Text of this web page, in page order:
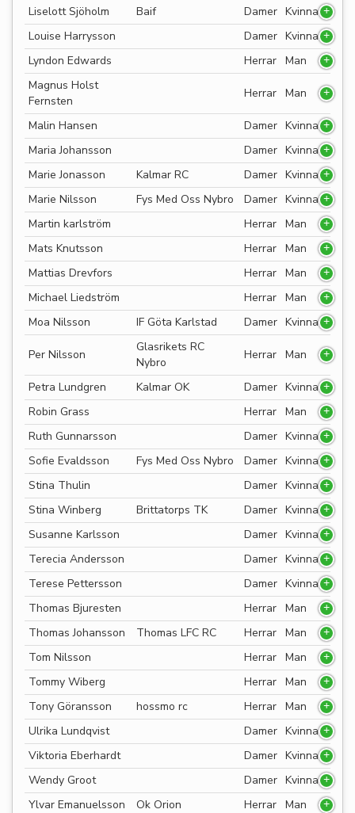
Liselott Sjöholm Baif Damer Kvinna
Louise Harrysson
Damer Kvinna
Lyndon Edwards
Herrar Man
Magnus Holst
Fernsten
Herrar Man
Malin Hansen Damer Kvinna
Maria Johansson
Damer Kvinna
Marie Jonasson
Kalmar RC Damer Kvinna
Marie Nilsson
Fys Med Oss Nybro Damer Kvinna
Martin karlström
Herrar Man
Mats Knutsson
Herrar Man
Mattias Drevfors
Herrar Man
Michael Liedström
Herrar Man
Moa Nilsson
IF Göta Karlstad Damer Kvinna
Per Nilsson
Glasrikets RC
Nybro
Herrar Man
Petra Lundgren Kalmar OK Damer Kvinna
Robin Grass
Herrar Man
Ruth Gunnarsson
Damer Kvinna
Sofie Evaldsson
Fys Med Oss Nybro Damer Kvinna
Stina Thulin
Damer Kvinna
Stina Winberg
Brittatorps TK Damer Kvinna
Susanne Karlsson
Damer Kvinna
Terecia Andersson
Damer Kvinna
Terese Pettersson
Damer Kvinna
Thomas Bjuresten
Herrar Man
Thomas Johansson
Thomas LFC RC Herrar Man
Tom Nilsson
Herrar Man
Tommy Wiberg
Herrar Man
Tony Göransson
hossmo rc Herrar Man
Ulrika Lundqvist
Damer Kvinna
Viktoria Eberhardt
Damer Kvinna
Wendy Groot
Damer Kvinna
Ylvar Emanuelsson
Ok Orion Herrar Man